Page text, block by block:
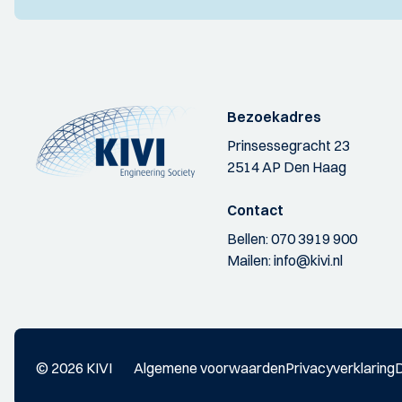
Bezoekadres
Prinsessegracht 23
2514 AP Den Haag
Contact
Bellen:070 3919 900
Mailen:info@kivi.nl
© 2026 KIVI Algemene voorwaardenPrivacyverklaring